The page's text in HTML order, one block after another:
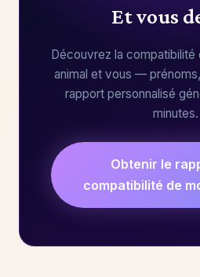
Et vous
Découvrez la
animal et vous —
rapport personnalisé
minutes.
Obtenir le
compatibilité de